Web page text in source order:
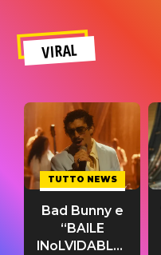
VIRAL
TUTTO NEWS
Bad Bunny e
“BAILE
INoLVIDABLE”: